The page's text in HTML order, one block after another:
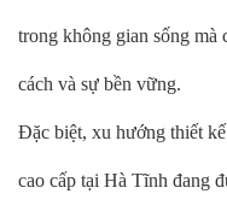
trong không gian sống mà
cách và sự bền vững.
Đặc biệt, xu hướng thiết
cao cấp tại Hà Tĩnh đang